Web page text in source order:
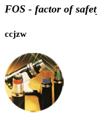
FOS - factor of
ccjzw